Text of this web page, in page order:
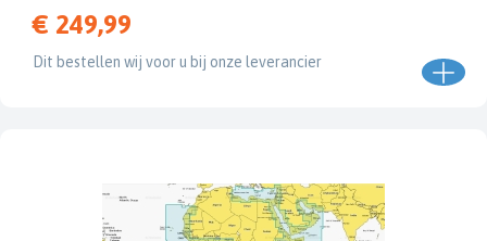
€ 249,99
Dit bestellen wij voor u bij onze leverancier